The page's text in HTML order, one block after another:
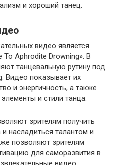
и хороший танец.
видео является
To Aphrodite Drowning». В
танцевальную рутину под
Видео показывает их
и энергичность, а также
и стили танца.
зрителям получить
насладиться талантом и
позволяют зрителям
для саморазвития в
видео